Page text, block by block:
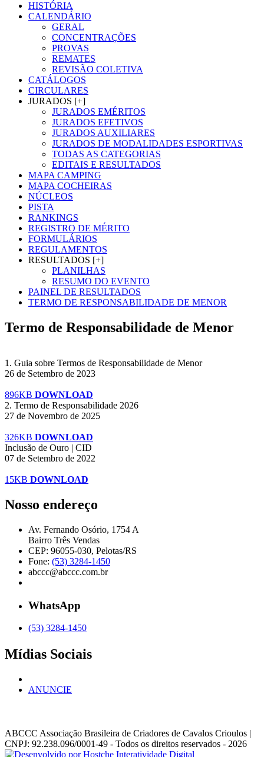
HISTÓRIA
CALENDÁRIO
GERAL
CONCENTRAÇÕES
PROVAS
REMATES
REVISÃO COLETIVA
CATÁLOGOS
CIRCULARES
JURADOS [+]
JURADOS EMÉRITOS
JURADOS EFETIVOS
JURADOS AUXILIARES
JURADOS DE MODALIDADES ESPORTIVAS
TODAS AS CATEGORIAS
EDITAIS E RESULTADOS
MAPA CAMPING
MAPA COCHEIRAS
NÚCLEOS
PISTA
RANKINGS
REGISTRO DE MÉRITO
FORMULÁRIOS
REGULAMENTOS
RESULTADOS [+]
PLANILHAS
RESUMO DO EVENTO
PAINEL DE RESULTADOS
TERMO DE RESPONSABILIDADE DE MENOR
Termo de Responsabilidade de Menor
1. Guia sobre Termos de Responsabilidade de Menor
26 de Setembro de 2023
896KB DOWNLOAD
2. Termo de Responsabilidade 2026
27 de Novembro de 2025
326KB DOWNLOAD
Inclusão de Ouro | CID
07 de Setembro de 2022
15KB DOWNLOAD
Nosso endereço
Av. Fernando Osório, 1754 A
Bairro Três Vendas
CEP: 96055-030, Pelotas/RS
Fone: (53) 3284-1450
abccc@abccc.com.br
WhatsApp
(53) 3284-1450
Mídias Sociais
ANUNCIE
ABCCC Associação Brasileira de Criadores de Cavalos Crioulos |
CNPJ: 92.238.096/0001-49 - Todos os direitos reservados - 2026